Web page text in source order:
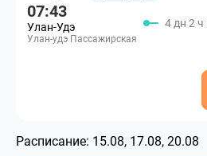
07:43
Улан-Удэ
Улан-удэ Пассажирская
4 дн 2
Расписание: 15.08, 17.08, 20.08